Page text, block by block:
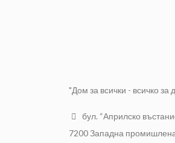
"Дом за всички - всичко за
бул. “Априлско
7200 Западна